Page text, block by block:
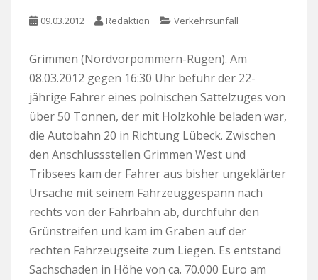
09.03.2012 Redaktion Verkehrsunfall
Grimmen (Nordvorpommern-Rügen). Am
08.03.2012 gegen 16:30 Uhr befuhr der 22-
jährige Fahrer eines polnischen Sattelzuges von
über 50 Tonnen, der mit Holzkohle beladen war,
die Autobahn 20 in Richtung Lübeck. Zwischen
den Anschlussstellen Grimmen West und
Tribsees kam der Fahrer aus bisher ungeklärter
Ursache mit seinem Fahrzeuggespann nach
rechts von der Fahrbahn ab, durchfuhr den
Grünstreifen und kam im Graben auf der
rechten Fahrzeugseite zum Liegen. Es entstand
Sachschaden in Höhe von ca. 70.000 Euro am